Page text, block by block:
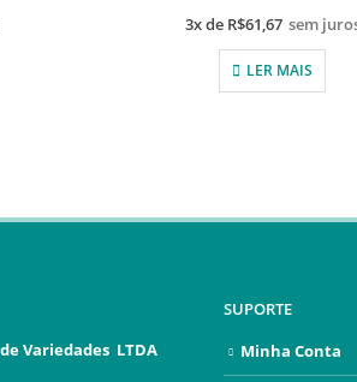
3x de R$61,67 sem
LER MAIS
Variedades LTDA
SUPORTE
Minha Conta